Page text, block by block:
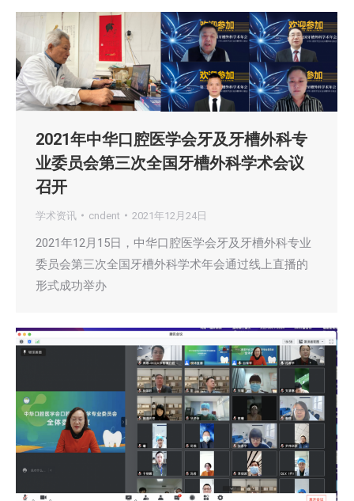
2021年中华口腔医学会牙及牙槽外科专
业委员会第三次全国牙槽外科学术会议
召开
学术资讯 cndent 2021年12月24日
2021年12月15日，中华口腔医学会牙及牙槽外科专业
委员会第三次全国牙槽外科学术年会通过线上直播的
形式成功举办